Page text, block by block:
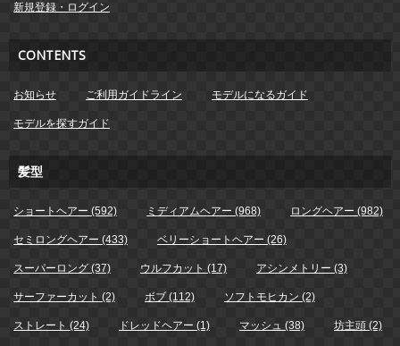
新規登録・ログイン
CONTENTS
お知らせ ご利用ガイドライン モデルになるガイド
モデルを探すガイド
髪型
ショートヘアー (592) ミディアムヘアー (968) ロングヘアー (982)
セミロングヘアー (433) ベリーショートヘアー (26)
スーパーロング (37) ウルフカット (17) アシンメトリー (3)
サーファーカット (2) ボブ (112) ソフトモヒカン (2)
ストレート (24) ドレッドヘアー (1) マッシュ (38) 坊主頭 (2)